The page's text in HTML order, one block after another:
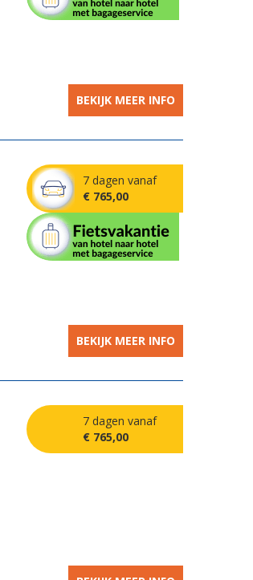
BEKIJK MEER INFO
7 dagen vanaf
€ 765,00
BEKIJK MEER INFO
7 dagen vanaf
€ 765,00